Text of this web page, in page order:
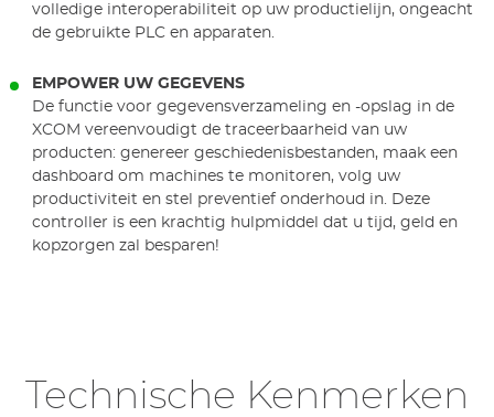
volledige interoperabiliteit op uw productielijn, ongeacht
de gebruikte PLC en apparaten.
EMPOWER UW GEGEVENS
De functie voor gegevensverzameling en -opslag in de
XCOM vereenvoudigt de traceerbaarheid van uw
producten: genereer geschiedenisbestanden, maak een
dashboard om machines te monitoren, volg uw
productiviteit en stel preventief onderhoud in. Deze
controller is een krachtig hulpmiddel dat u tijd, geld en
kopzorgen zal besparen!
Technische Kenmerken